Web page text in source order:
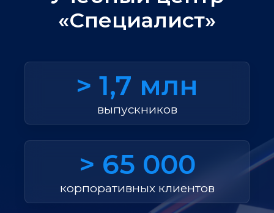
«Специалист»
> 1,7 млн
выпускников
> 65 000
корпоративных клиентов